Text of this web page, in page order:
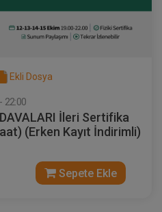
Ekli Dosya
22:00
İleri Sertifika
(Erken Kayıt İndirimli)
Sepete Ekle